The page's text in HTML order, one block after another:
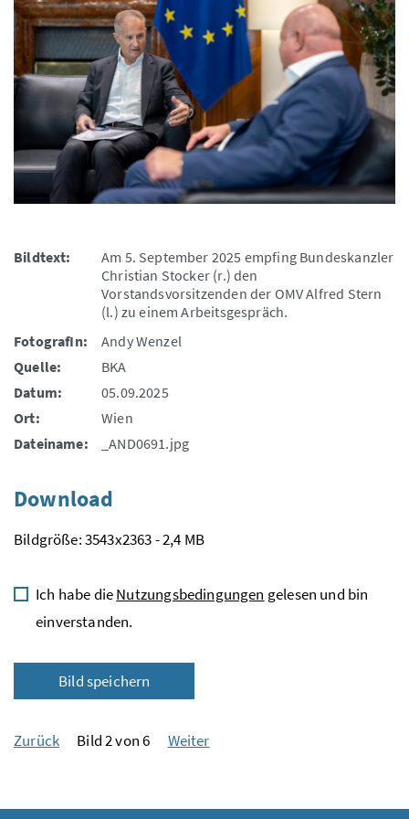
Bildtext:
Am 5. September 2025 empfing Bundeskanzler
Christian Stocker (r.) den
Vorstandsvorsitzenden der OMV Alfred Stern
(l.) zu einem Arbeitsgespräch.
FotografIn:
Andy Wenzel
Quelle:
BKA
Datum:
05.09.2025
Ort:
Wien
Dateiname:
_AND0691.jpg
Download
Bildgröße: 3543x2363 - 2,4 MB
Ich habe dieNutzungsbedingungen gelesen und bin
einverstanden.
Bild speichern
Zurück Bild 2 von 6 Weiter